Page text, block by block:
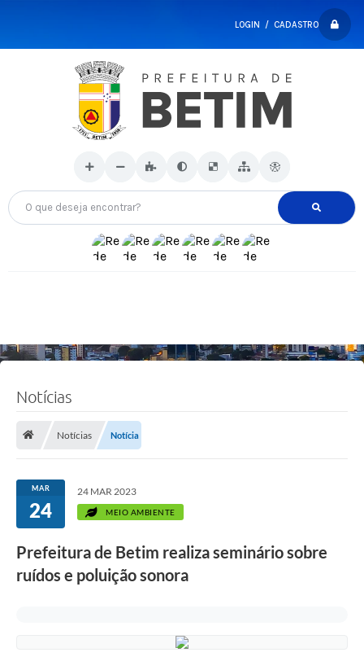
LOGIN / CADASTRO
O que deseja encontrar?
Notícias
Notícias Notícia
MAR
24
24 MAR 2023
MEIO AMBIENTE
Prefeitura de Betim realiza seminário sobre
ruídos e poluição sonora